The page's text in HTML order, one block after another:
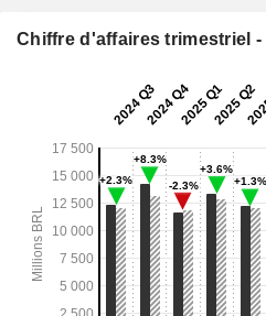
Chiffre d'affaires trimestriel